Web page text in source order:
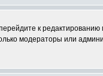
к редактированию
модераторы или